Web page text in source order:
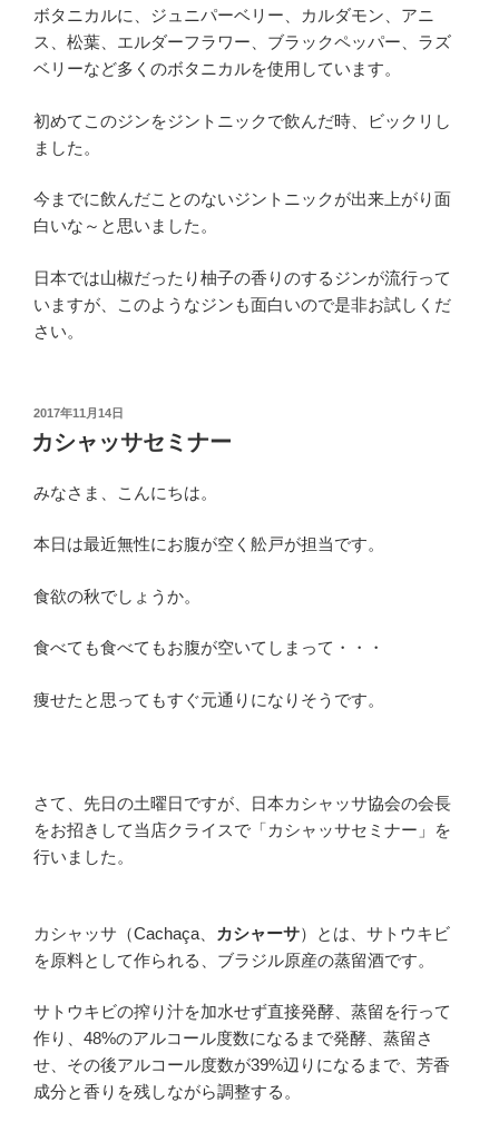
ボタニカルに、ジュニパーベリー、カルダモン、アニ
ス、松葉、エルダーフラワー、ブラックペッパー、ラズ
ベリーなど多くのボタニカルを使用しています。
初めてこのジンをジントニックで飲んだ時、ビックリし
ました。
今までに飲んだことのないジントニックが出来上がり面
白いな～と思いました。
日本では山椒だったり柚子の香りのするジンが流行って
いますが、このようなジンも面白いので是非お試しくだ
さい。
投
稿
日:
2017年11月14日
カシャッサセミナー
みなさま、こんにちは。
本日は最近無性にお腹が空く舩戸が担当です。
食欲の秋でしょうか。
食べても食べてもお腹が空いてしまって・・・
痩せたと思ってもすぐ元通りになりそうです。
さて、先日の土曜日ですが、日本カシャッサ協会の会長
をお招きして当店クライスで「カシャッサセミナー」を
行いました。
カシャッサ（Cachaça カシャーサ）とは、サトウキビ
を原料として作られる、ブラジル原産の蒸留酒です。
サトウキビの搾り汁を加水せず直接発酵、蒸留を行って
作り、48%のアルコール度数になるまで発酵、蒸留さ
せ、その後アルコール度数が39%辺りになるまで、芳香
成分と香りを残しながら調整する。